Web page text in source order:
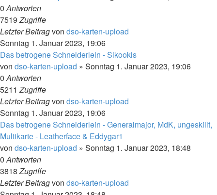
0Antworten
7519Zugriffe
Letzter Beitragvon dso-karten-upload
Sonntag 1. Januar 2023, 19:06
Das betrogene Schneiderlein - Sikookis
von dso-karten-upload » Sonntag 1. Januar 2023, 19:06
0Antworten
5211Zugriffe
Letzter Beitragvon dso-karten-upload
Sonntag 1. Januar 2023, 19:06
Das betrogene Schneiderlein - Generalmajor, MdK, ungeskillt,
Multikarte - Leatherface & Eddygar1
von dso-karten-upload » Sonntag 1. Januar 2023, 18:48
0Antworten
3818Zugriffe
Letzter Beitragvon dso-karten-upload